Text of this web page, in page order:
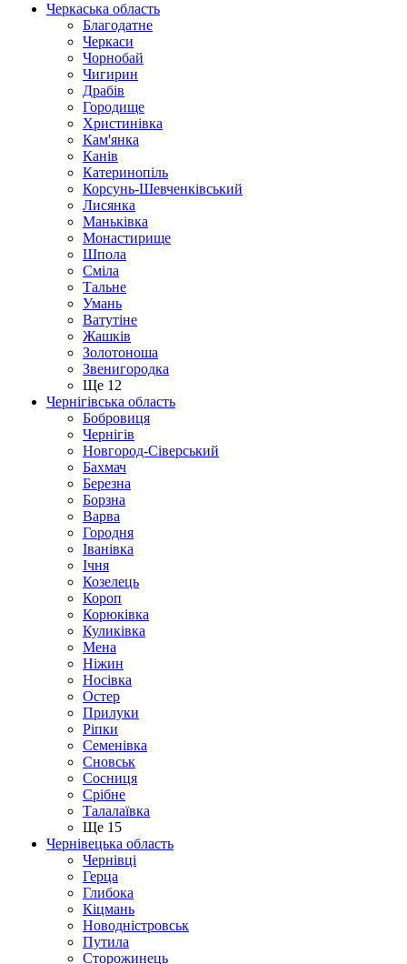
Черкаська область
Благодатне
Черкаси
Чорнобай
Чигирин
Драбів
Городище
Христинівка
Кам'янка
Канів
Катеринопіль
Корсунь-Шевченківський
Лисянка
Маньківка
Монастирище
Шпола
Сміла
Тальне
Умань
Ватутіне
Жашків
Золотоноша
Звенигородка
Ще 12
Чернігівська область
Бобровиця
Чернігів
Новгород-Сіверський
Бахмач
Березна
Борзна
Варва
Городня
Іванівка
Ічня
Козелець
Короп
Корюківка
Куликівка
Мена
Ніжин
Носівка
Остер
Прилуки
Ріпки
Семенівка
Сновськ
Сосниця
Срібне
Талалаївка
Ще 15
Чернівецька область
Чернівці
Герца
Глибока
Кіцмань
Новодністровськ
Путила
Сторожинець